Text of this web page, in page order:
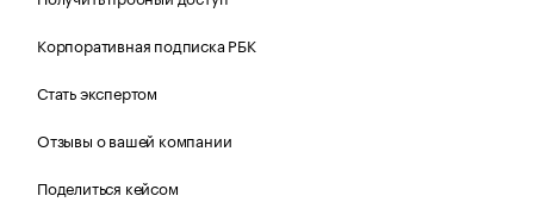
Корпоративная подписка РБК
Стать экспертом
Отзывы о вашей компании
Поделиться кейсом